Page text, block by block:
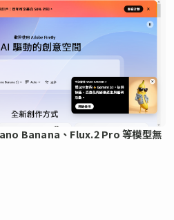
Banana、Flux.2 Pro 等模型無